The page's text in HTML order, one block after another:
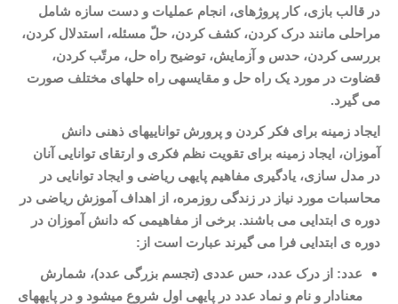
در قالب بازی، کار پروژه­ای، انجام عملیات و دست سازه شامل
مراحلی مانند درک کردن، کشف کردن، حلّ مسئله، استدلال کردن،
بررسی کردن، حدس و آزمایش، توضیح راه حل، مرتّب کردن،
قضاوت در مورد یک راه حل و مقایسه­ی راه حل­های مختلف صورت
می گیرد.
ایجاد زمینه برای فکر کردن و پرورش توانایی­های ذهنی دانش
آموزان، ایجاد زمینه برای تقویت نظم فکری و ارتقای توانایی آنان
در مدل سازی، یادگیری مفاهیم پایه­ی ریاضی و ایجاد توانایی در
محاسبات مورد نیاز در زندگی روزمره، از اهداف آموزش ریاضی در
دوره ی ابتدایی می باشند. برخی از مفاهیمی که دانش آموزان در
دوره ی ابتدایی فرا می گیرند عبارت است از :
عدد: از درک عدد، حس عددی (تجسم بزرگی عدد)، شمارش
معنادار و نام و نماد عدد در پایه­ی اول شروع می­شود و در پایه­های